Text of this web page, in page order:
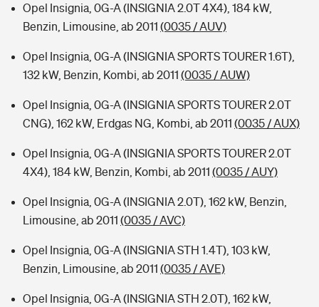
Opel Insignia, 0G-A (INSIGNIA 2.0T 4X4), 184 kW,
Benzin, Limousine, ab 2011 (0035 / AUV)
Opel Insignia, 0G-A (INSIGNIA SPORTS TOURER 1.6T),
132 kW, Benzin, Kombi, ab 2011 (0035 / AUW)
Opel Insignia, 0G-A (INSIGNIA SPORTS TOURER 2.0T
CNG), 162 kW, Erdgas NG, Kombi, ab 2011 (0035 / AUX)
Opel Insignia, 0G-A (INSIGNIA SPORTS TOURER 2.0T
4X4), 184 kW, Benzin, Kombi, ab 2011 (0035 / AUY)
Opel Insignia, 0G-A (INSIGNIA 2.0T), 162 kW, Benzin,
Limousine, ab 2011 (0035 / AVC)
Opel Insignia, 0G-A (INSIGNIA STH 1.4T), 103 kW,
Benzin, Limousine, ab 2011 (0035 / AVE)
Opel Insignia, 0G-A (INSIGNIA STH 2.0T), 162 kW,